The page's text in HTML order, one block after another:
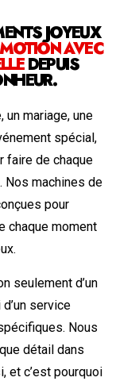
JOYEUX
AVEC
DEPUIS
un mariage, une
spécial,
faire de chaque
Nos machines de
pour
chaque moment
seulement d’un
service
Nous
détail dans
et c’est pourquoi